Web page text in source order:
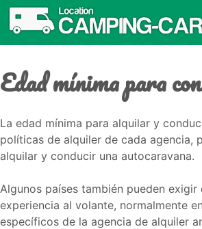
Edad mínima para
La edad mínima para alquilar y
políticas de alquiler de cada agencia,
alquilar y conducir una autocaravana.
Algunos países también pueden
experiencia al volante, normalmente
específicos de la agencia de alquiler